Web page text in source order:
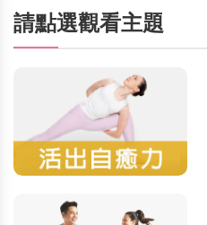
請點選觀看主題